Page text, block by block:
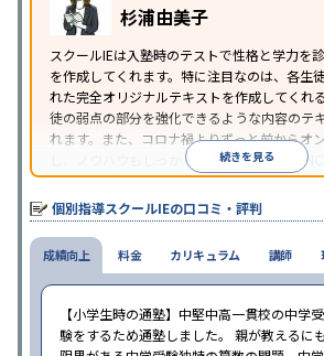
※2023年3月調査。小学校高学年の個別指導塾ア
杉浦由美子
スクールIEは入塾時のテストで性格と学力を
を作成してくれます。特に注目なのは、各生
れた完全オリジナルテキストを作成してくれ
徒の弱点の部分を強化できるような内容のテ
れます。また、コロナ禍よりずっと前からオ
し、ノウハウもしっかりとしています。AIや
な個別指導塾です。
続きを見る
個別指導スクールIEの口コミ・評判
成績向上
【小学生時の通塾】中堅中高一貫校の中学受
験をするため通塾しました。 親が教えるにも
料金 カリキュラム 講師